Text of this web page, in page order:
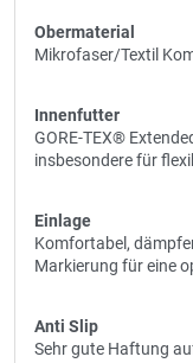
Obermaterial
Mikrofaser/Textil
Innenfutter
GORE-TEX®
insbesondere für
Einlage
Komfortabel,
Markierung für eine
Anti Slip
Sehr gute Haftung